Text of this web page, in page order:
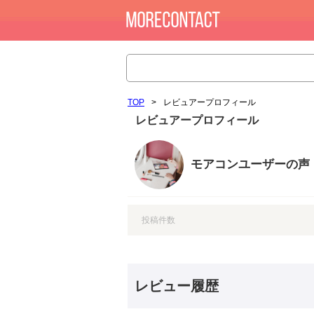
TOP > レビュアープロフィール
レビュアープロフィール
モアコンユーザーの声
投稿件数
レビュー履歴